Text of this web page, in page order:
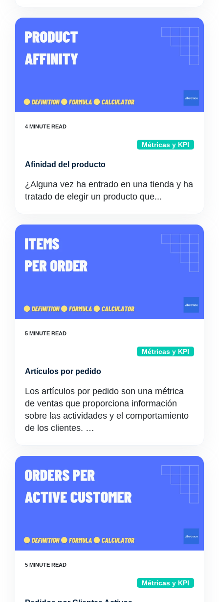
Métricas y KPI
Afinidad del producto
¿Alguna vez ha entrado en una tienda y ha
tratado de elegir un producto que...
Métricas y KPI
Artículos por pedido
Los artículos por pedido son una métrica
de ventas que proporciona información
sobre las actividades y el comportamiento
de los clientes. …
Métricas y KPI